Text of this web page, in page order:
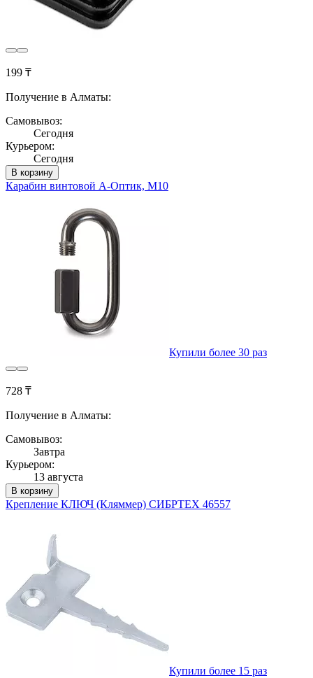
199 ₸
Получение в Алматы:
Самовывоз:
Сегодня
Курьером:
Сегодня
В корзину
Карабин винтовой А-Оптик, М10
Купили более 30 раз
728 ₸
Получение в Алматы:
Самовывоз:
Завтра
Курьером:
13 августа
В корзину
Крепление КЛЮЧ (Кляммер) СИБРТЕХ 46557
Купили более 15 раз